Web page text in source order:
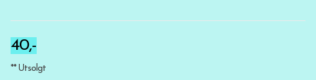
40,-
** Utsolgt